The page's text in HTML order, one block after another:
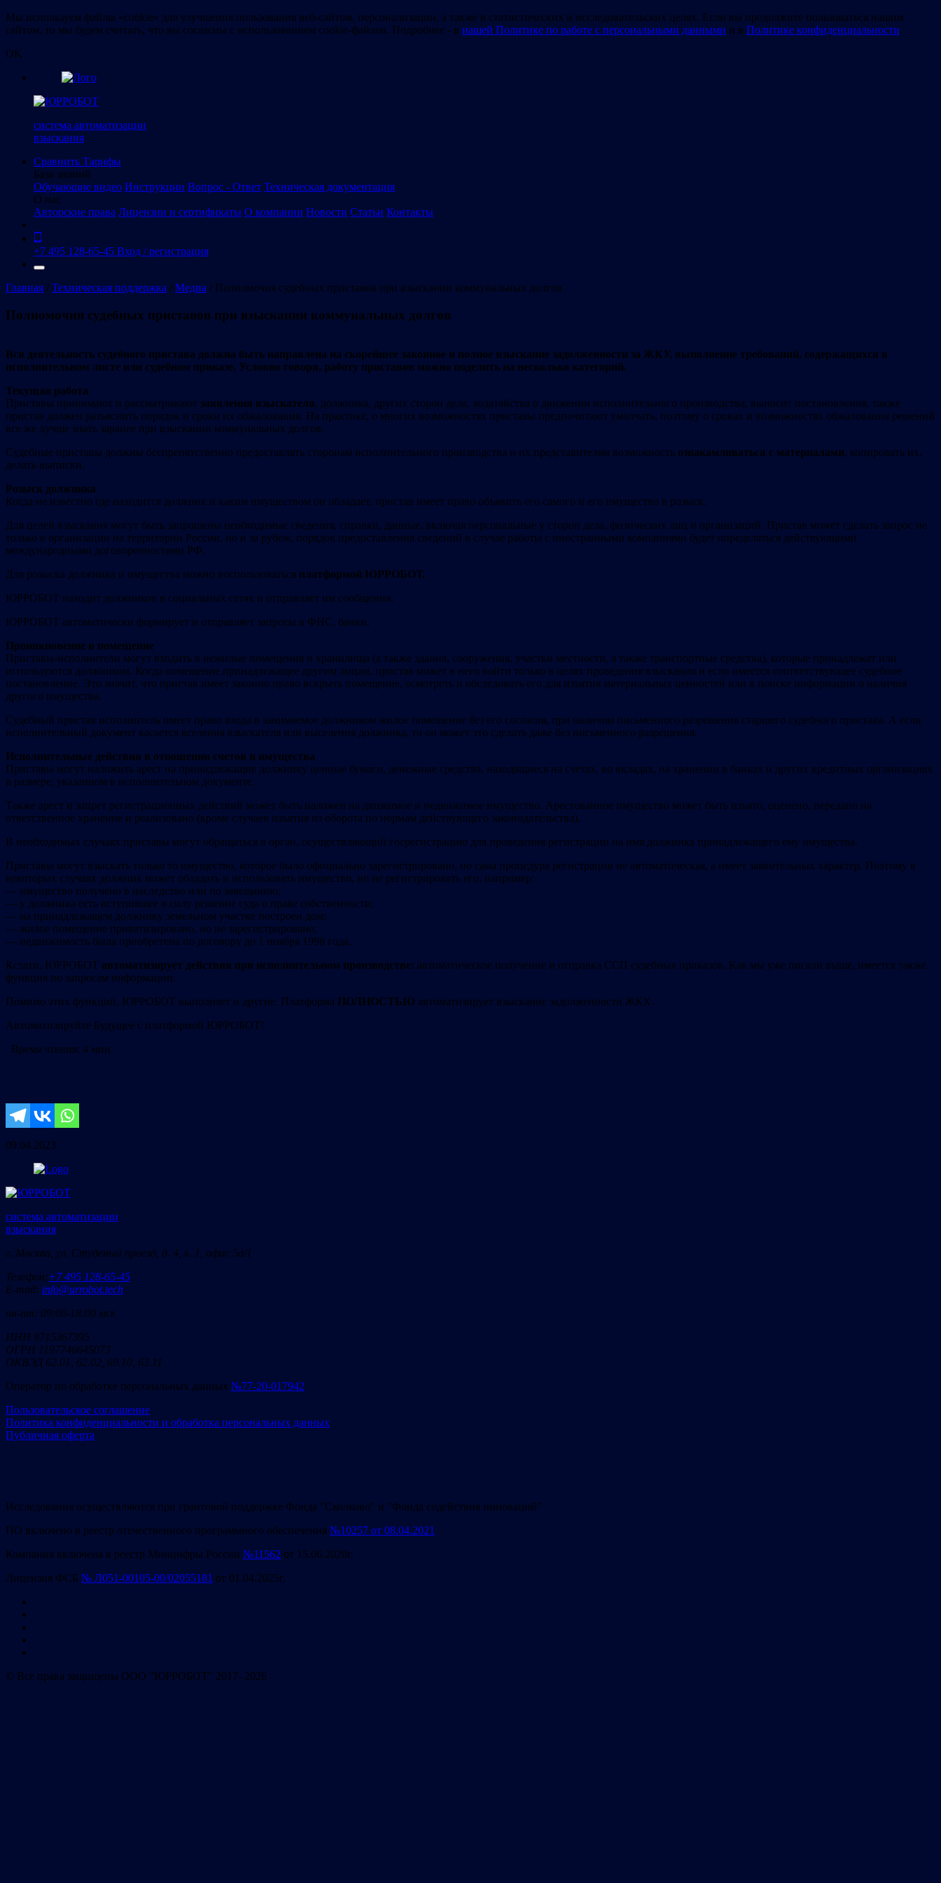
Мы используем файлы «cookie» для улучшения пользования веб-сайтом, персонализации, а также в статистических и исследовательских целях. Если вы продолжите пользоваться нашим
сайтом, то мы будем считать, что вы согласны с использованием cookie-файлов. Подробнее - в нашей Политике по работе с персональными данными и в Политике конфиденциальности.
OK
система автоматизации
взыскания
Сравнить Тарифы
База знаний
Обучающие видео Инструкции Вопрос - Ответ Техническая документация
О нас
Авторские права Лицензии и сертификаты О компании Новости Статьи Контакты
+7 495 128-65-45 Вход / регистрация
Главная / Техническая поддержка / Медиа / Полномочия судебных приставов при взыскании коммунальных долгов
Полномочия судебных приставов при взыскании коммунальных долгов
Вся деятельность судебного пристава должна быть направлена на скорейшее законное и полное взыскание задолженности за ЖКУ, выполнение требований, содержащихся в
исполнительном листе или судебном приказе. Условно говоря, работу приставов можно поделить на несколько категорий.
Текущая работа
Приставы принимают и рассматривают заявления взыскателя, должника, других сторон дела, ходатайства о движении исполнительного производства, выносит постановления. также
пристав должен разъяснить порядок и сроки их обжалования. На практике, о многих возможностях приставы предпочитают умолчать, поэтому о сроках и возможностях обжалования решений
все же лучше знать заранее при взыскании коммунальных долгов.
Судебные приставы должны беспрепятственно предоставлять сторонам исполнительного производства и их представителям возможность ознакамливаться с материалами, копировать их,
делать выписки.
Розыск должника
Когда не известно где находится должник и каким имуществом он обладает, пристав имеет право объявить его самого и его имущество в розыск.
Для целей взыскания могут быть запрошены необходимые сведения, справки, данные, включая персональные у сторон дела, физических лиц и организаций. Пристав может сделать запрос не
только в организации на территории России, но и за рубеж, порядок предоставления сведений в случае работы с иностранными компаниями будет определяться действующими
международными договоренностями РФ.
Для розыска должника и имущества можно воспользоваться платформой ЮРРОБОТ.
ЮРРОБОТ находит должников в социальных сетях и отправляет им сообщения.
ЮРРОБОТ автоматически формирует и отправляет запросы в ФНС, банки.
Проникновение в помещение
Приставы-исполнители могут входить в нежилые помещения и хранилища (а также здания, сооружения, участки местности, а также транспортные средства), которые принадлежат или
используются должником. Когда помещение принадлежащее другим лицам, пристав может в него войти только в целях проведения взыскания и если имеется соответствующее судебное
постановление. Это значит, что пристав имеет законно право вскрыть помещение, осмотреть и обследовать его для изъятия материальных ценностей или в поиске информации о наличия
другого имущества.
Судебный пристав исполнитель имеет право входа в занимаемое должником жилое помещение без его согласия, при наличии письменного разрешения старшего судебного пристава. А если
исполнительный документ касается вселения взыскателя или выселения должника, то он может это сделать даже без письменного разрешения.
Исполнительные действия в отношении счетов и имущества
Приставы могут наложить арест на принадлежащие должнику ценные бумаги, денежные средства, находящиеся на счетах, во вкладах, на хранении в банках и других кредитных организациях
в размере, указанном в исполнительном документе.
Также арест и запрет регистрационных действий может быть наложен на движимое и недвижимое имущество. Арестованное имущество может быть изъято, оценено, передано на
ответственное хранение и реализовано (кроме случаев изъятия из оборота по нормам действующего законодательства).
В необходимых случаях приставы могут обращаться в орган, осуществляющий госрегистрацию для проведения регистрации на имя должника принадлежащего ему имущества.
Приставы могут взыскать только то имущество, которое было официально зарегистрировано, но сама процедура регистрации не автоматическая, а имеет заявительных характер. Поэтому в
некоторых случаях должник может обладать и использовать имущество, но не регистрировать его, например:
— имущество получено в наследство или по завещанию;
— у должника есть вступившее в силу решение суда о праве собственности;
— на принадлежащем должнику земельном участке построен дом;
— жилое помещение приватизировано, но не зарегистрировано;
— недвижимость была приобретена по договору до 1 ноября 1998 года.
Кстати, ЮРРОБОТ автоматизирует действия при исполнительном производстве: автоматическое получение и отправка ССП судебных приказов. Как мы уже писали выше, имеется также
функция по запросам информации.
Помимо этих функций, ЮРРОБОТ выполняет и другие. Платформа ПОЛНОСТЬЮ автоматизирует взыскание задолженности ЖКХ.
Автоматизируйте Будущее с платформой ЮРРОБОТ!
Время чтения: 4 мин
09.04.2023
система автоматизации
взыскания
г. Москва, ул. Студеный проезд, д. 4, к. 1, офис 5а/1
Телефон:+7 495 128-65-45
E-mail: info@urrobot.tech
пн-пт: 09:00-18:00 мск
ИНН 9715367395
ОГРН 1197746645073
ОКВЭД 62.01, 62.02, 69.10, 63.11
Оператор по обработке персональных данных №77-20-017942
Пользовательское соглашение
Политика конфиденциальности и обработка персональных данных
Публичная оферта
Исследования осуществляются при грантовой поддержке Фонда "Сколково" и "Фонда содействия инноваций"
ПО включено в реестр отечественного программного обеспечения №10257 от 08.04.2021
Компания включена в реестр Минцифры России №11562 от 15.06.2020г.
Лицензия ФСБ № Л051-00105-00/02055181 от 01.04.2025г.
© Все права защищены ООО "ЮРРОБОТ" 2017- 2026